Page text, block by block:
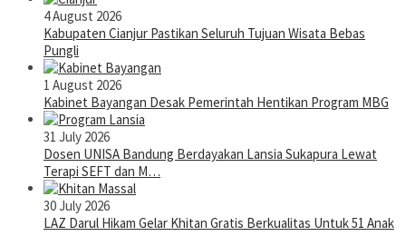
4 August 2026
Kabupaten Cianjur Pastikan Seluruh Tujuan Wisata Bebas
Pungli
1 August 2026
Kabinet Bayangan Desak Pemerintah Hentikan Program MBG
31 July 2026
Dosen UNISA Bandung Berdayakan Lansia Sukapura Lewat
Terapi SEFT dan M…
30 July 2026
LAZ Darul Hikam Gelar Khitan Gratis Berkualitas Untuk 51 Anak